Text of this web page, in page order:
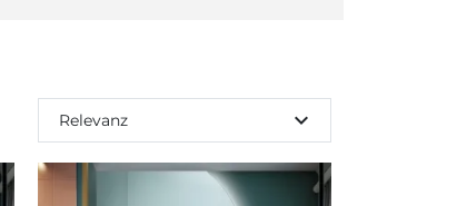
Relevanz expand_more